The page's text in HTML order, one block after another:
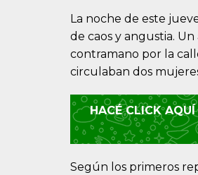
La noche de este
de caos y angustia.
contramano por la
circulaban dos
HACÉ CLICK
Según los primeros